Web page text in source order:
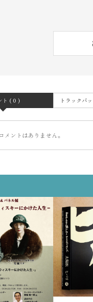
ト ( 0 ) トラックバ
メントはありません。